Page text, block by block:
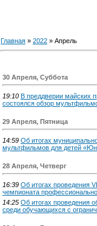
Главная » 2022 » Апрель
30 Апреля, Суббота
19:10 В преддверии майских
состоялся обзор
29 Апреля, Пятница
14:59 Об итогах
мультфильмов для детей
28 Апреля, Четверг
16:39 Об итогах проведения
чемпионата
14:25 Об итогах проведения
среди обучающихся с